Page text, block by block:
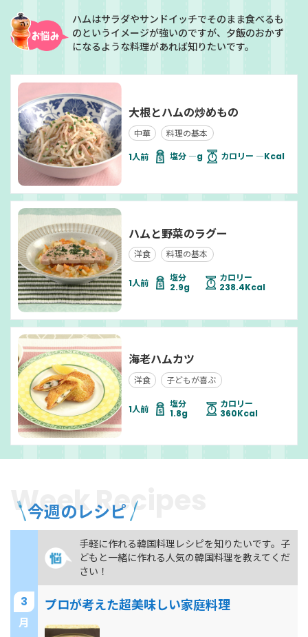
ハムはサラダやサンドイッチでそのまま食べるも
のというイメージが強いのですが、夕飯のおかず
になるような料理があれば知りたいです。
大根とハムの炒めもの
中華
料理の基本
塩分 ―g
カロリー ―Kcal
ハムと野菜のラグー
洋食
料理の基本
塩分
2.9g
カロリー
238.4Kcal
海老ハムカツ
洋食
子どもが喜ぶ
塩分
1.8g
カロリー
360Kcal
今週のレシピ
Week Recipes
3
月
手軽に作れる韓国料理レシピを知りたいです。子
どもと一緒に作れる人気の韓国料理を教えてくだ
さい！
プロが考えた超美味しい家庭料理